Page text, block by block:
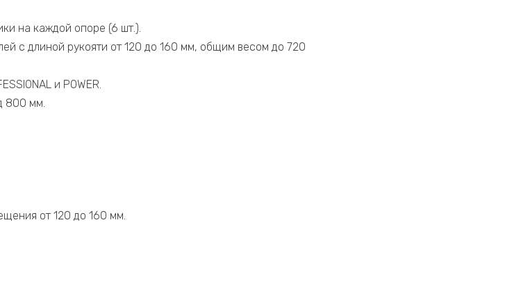
на каждой опоре (6 шт.).
с длиной рукояти от 120 до 160 мм, общим весом до 720
и POWER.
800 мм.
от 120 до 160 мм.